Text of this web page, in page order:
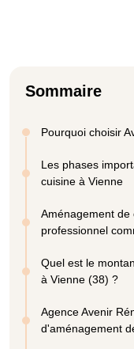
Sommaire
Pourquoi choisir
Les phases
cuisine à Vienne
Aménagement de
professionnel
Quel est le
à Vienne (38) ?
Agence Avenir
d'aménagement